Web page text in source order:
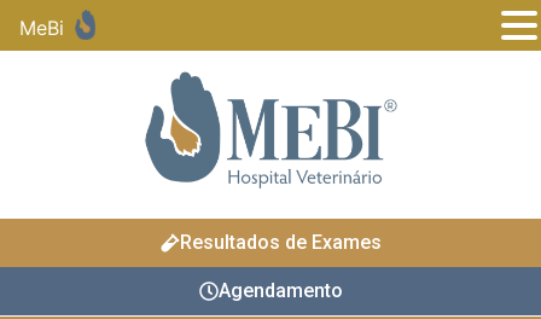
Resultados de Exames
Agendamento
MeBi